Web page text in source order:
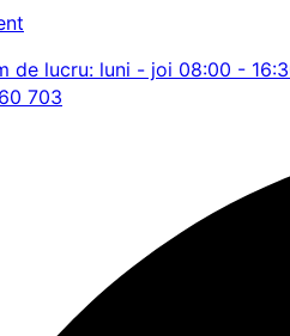
de lucru: luni - joi 08:00 -
703